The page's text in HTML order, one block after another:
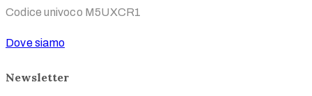
Codice univoco M5UXCR1
Dove siamo
Newsletter